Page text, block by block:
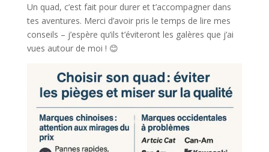
Un quad, c’est fait pour durer et t’accompagner dans
tes aventures. Merci d’avoir pris le temps de lire mes
conseils – j’espère qu’ils t’éviteront les galères que j’ai
vues autour de moi ! 😊